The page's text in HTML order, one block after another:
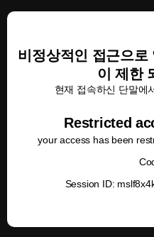
비정상적인 접근으
이 제한
현재 접속하신 단말에
Restricted
your access has been
Session ID: